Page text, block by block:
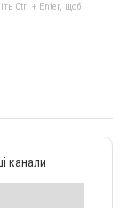
Ctrl + Enter, щоб
канали